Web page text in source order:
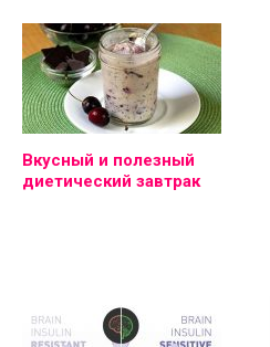
Вкусный и полезный
диетический завтрак